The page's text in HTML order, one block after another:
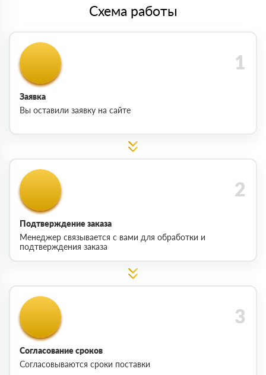
Схема работы
Заявка
Вы оставили заявку на сайте
Подтверждение заказа
Менеджер связывается с вами для обработки и
подтверждения заказа
Согласование сроков
Согласовываются сроки поставки